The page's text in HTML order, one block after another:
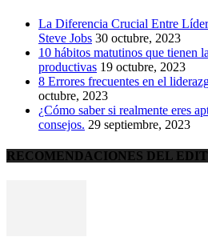
La Diferencia Crucial Entre
Steve Jobs 30 octubre, 2023
10 hábitos matutinos que tienen
productivas 19 octubre, 2023
8 Errores frecuentes en el
octubre, 2023
¿Cómo saber si realmente eres
consejos. 29 septiembre, 2023
RECOMENDACIONES DEL